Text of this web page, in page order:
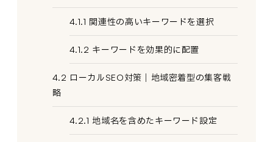
4.1.1 関連性の高いキーワードを選択
4.1.2 キーワードを効果的に配置
4.2 ローカルSEO対策｜地域密着型の集客戦
略
4.2.1 地域名を含めたキーワード設定